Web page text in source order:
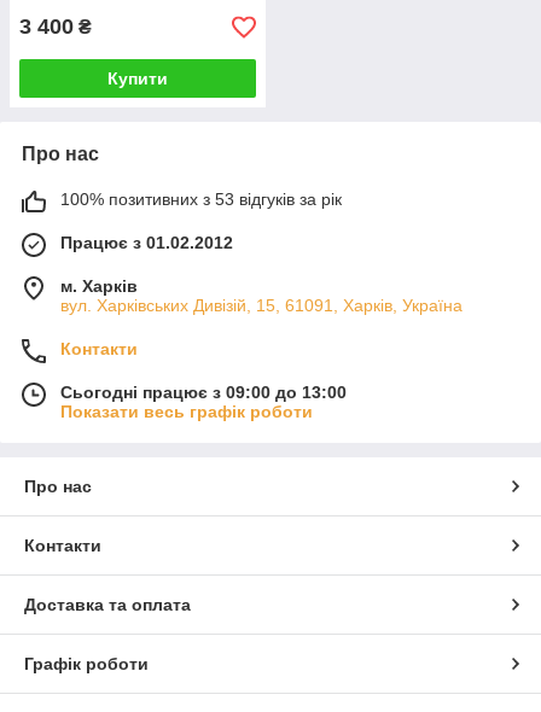
3 400 ₴
Купити
Про нас
100% позитивних з 53 відгуків за рік
Працює з 01.02.2012
м. Харків
вул. Харківських Дивізій, 15, 61091, Харків, Україна
Контакти
Сьогодні працює з 09:00 до 13:00
Показати весь графік роботи
Про нас
Контакти
Доставка та оплата
Графік роботи